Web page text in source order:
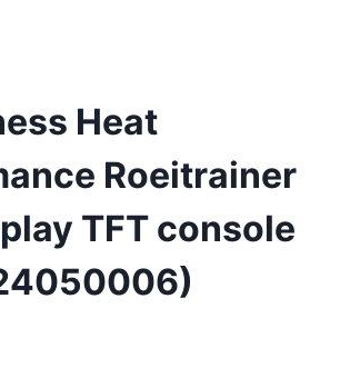
Heat
Roeitrainer
TFT console